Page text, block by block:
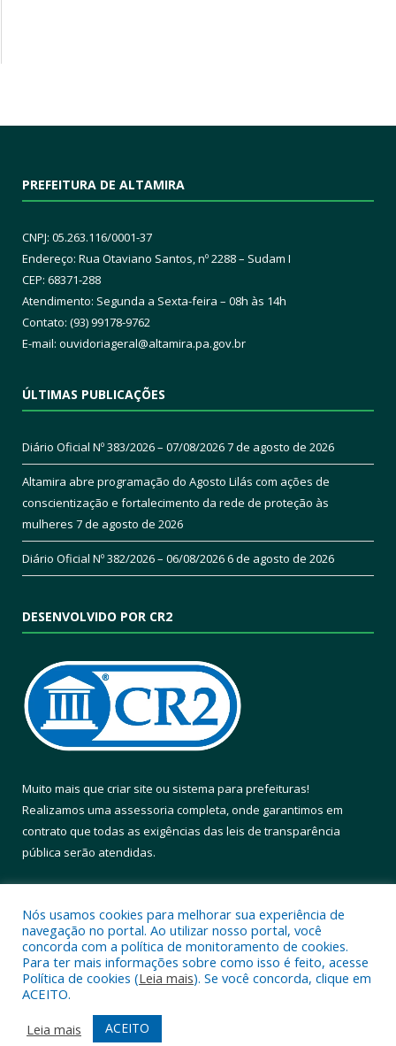
PREFEITURA DE ALTAMIRA
CNPJ: 05.263.116/0001-37
Endereço: Rua Otaviano Santos, nº 2288 – Sudam I
CEP: 68371-288
Atendimento: Segunda a Sexta-feira – 08h às 14h
Contato: (93) 99178-9762
E-mail: ouvidoriageral@altamira.pa.gov.br
ÚLTIMAS PUBLICAÇÕES
Diário Oficial Nº 383/2026 – 07/08/20267 de agosto de 2026
Altamira abre programação do Agosto Lilás com ações de
conscientização e fortalecimento da rede de proteção às
mulheres 7 de agosto de 2026
Diário Oficial Nº 382/2026 – 06/08/20266 de agosto de 2026
DESENVOLVIDO POR CR2
Muito mais que criar site ou sistema para prefeituras!
Realizamos uma assessoria completa, onde garantimos em
contrato que todas as exigências das leis de transparência
pública serão atendidas.
Todos os direitos reservados a Prefeitura Municipal de Altamira.
Mapa do Site
Acessar Área Administrativa
Nós usamos cookies para melhorar sua experiência de
navegação no portal. Ao utilizar nosso portal, você
concorda com a política de monitoramento de cookies.
Para ter mais informações sobre como isso é feito, acesse
Política de cookies (Leia mais). Se você concorda, clique em
ACEITO.
Leia mais
ACEITO